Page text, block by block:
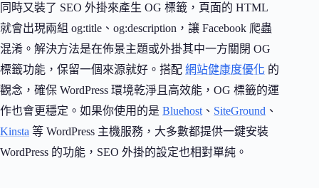
同時又裝了 SEO 外掛來產生 OG 標籤，頁面的 HTML
就會出現兩組 og:title、og:description，讓 Facebook 爬蟲
混淆。解決方法是在佈景主題或外掛其中一方關閉 OG
標籤功能，保留一個來源就好。搭配 網站健康度優化 的
觀念，確保 WordPress 環境乾淨且高效能，OG 標籤的運
作也會更穩定。如果你使用的是 Bluehost 、 SiteGround 、
Kinsta 等 WordPress 主機服務，大多數都提供一鍵安裝
WordPress 的功能，SEO 外掛的設定也相對單純。